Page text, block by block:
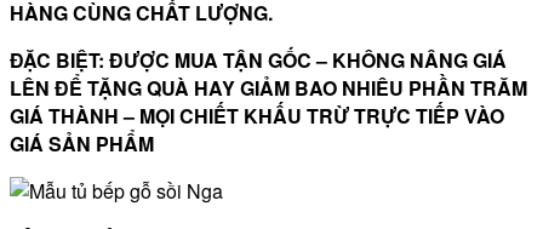
HÀNG CÙNG CHẤT LƯỢNG.
ĐẶC BIỆT: ĐƯỢC MUA TẬN GỐC – KHÔNG NÂNG GIÁ
LÊN ĐỂ TẶNG QUÀ HAY GIẢM BAO NHIÊU PHẦN TRĂM
GIÁ THÀNH – MỌI CHIẾT KHẤU TRỪ TRỰC TIẾP VÀO
GIÁ SẢN PHẨM